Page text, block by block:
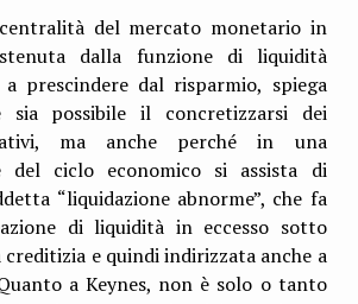
del mercato monetario in
dalla funzione di liquidità
prescindere dal risparmio, spiega
sia possibile il concretizzarsi dei
ma anche perché in una
del ciclo economico si assista di
“liquidazione abnorme”, che fa
di liquidità in eccesso sotto
e quindi indirizzata anche a
a Keynes, non è solo o tanto